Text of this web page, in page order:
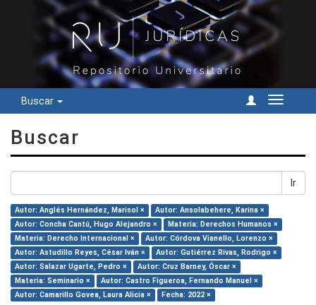
Buscar
Cambiar
Buscar
Ir
Autor: Anglés Hernández, Marisol ×
Autor: Ansolabehere, Karina ×
Autor: Concha Cantú, Hugo Alejandro ×
Materia: Derechos Humanos ×
Materia: Derecho Internacional ×
Autor: Córdova Vianello, Lorenzo ×
Autor: Astudillo Reyes, César Iván ×
Autor: Gutiérrez Rivas, Rodrigo ×
Autor: Salazar Ugarte, Pedro ×
Autor: Cruz Barney, Óscar ×
Materia: Seminario ×
Autor: Castro Figueroa, Fernando Manuel ×
Autor: Camarillo Govea, Laura Alicia ×
Fecha: 2022 ×